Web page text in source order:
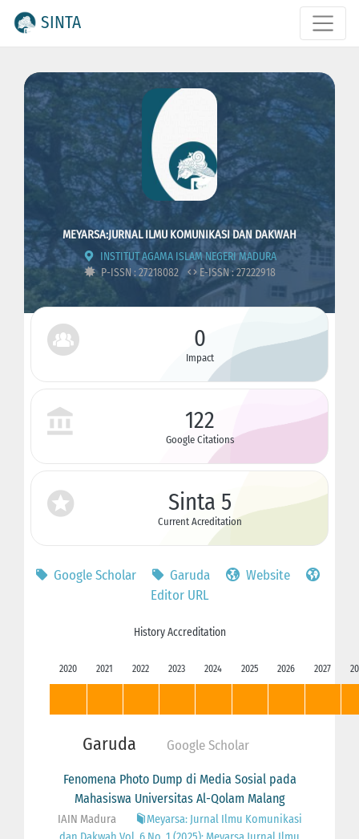
SINTA
MEYARSA:JURNAL ILMU KOMUNIKASI DAN DAKWAH
INSTITUT AGAMA ISLAM NEGERI MADURA
P-ISSN : 27218082
E-ISSN : 27222918
0
Impact
122
Google Citations
Sinta 5
Current Acreditation
Google Scholar Garuda
Website
Editor URL
History Accreditation
2020 2021 2022 2023 2024 2025 2026 2027
Garuda Google Scholar
Fenomena Photo Dump di Media Sosial pada
Mahasiswa Universitas Al-Qolam Malang
IAIN Madura
Meyarsa: Jurnal Ilmu Komunikasi